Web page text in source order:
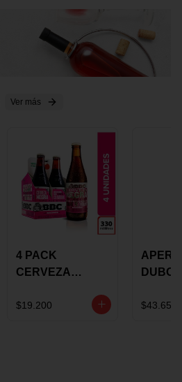
Ver más
4 PACK
CERVEZA
ROSE BBC
$19.200
VINO
$43.650